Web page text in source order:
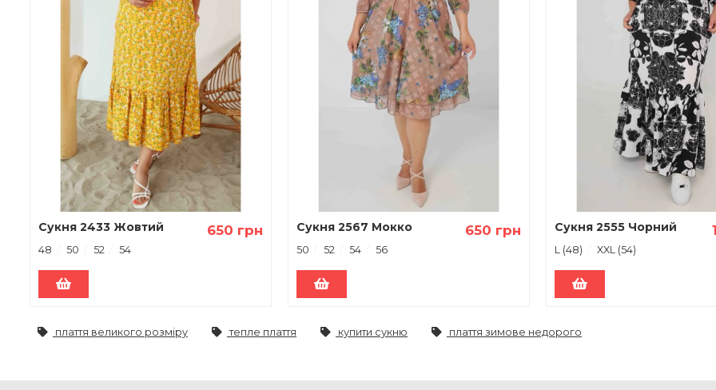
650 грн
Сукня 2433 Жовтий
48 50 52 54
650 грн
Сукня 2567 Мокко
50 52 54 56
Сукня 2555 Чорний
L (48) XXL (54)
плаття великого розміру тепле плаття купити сукню плаття зимове недорого